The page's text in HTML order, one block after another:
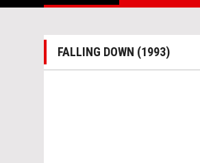
FALLING DOWN (1993)